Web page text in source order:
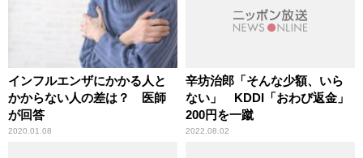
インフルエンザにかかる人と
かからない人の差は？ 医師
が回答
2020.01.08
辛坊治郎「そんな少額、いら
ない」 KDDI「おわび返金」
200円を一蹴
2022.08.02